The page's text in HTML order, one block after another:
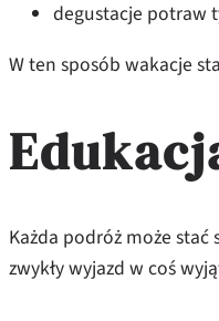
degustacje potraw
W ten sposób wakacje
Każda podróż może
zwykły wyjazd w coś